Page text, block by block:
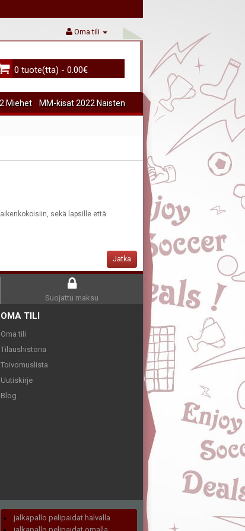
Oma tili
0 tuote(tta) - 0.00€
Miehet MM-kisat 2022 Naisten
sekä lapsille että
Jatka
Suojattu maksu
OMA TILI
Oma tili
Tilaushistoria
Toivomuslista
Uutiskirje
Blog
jalkapallo pelipaidat halvalla